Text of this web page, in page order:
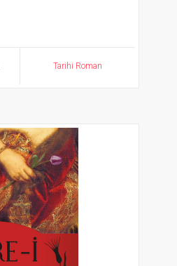
Tarihi Roman